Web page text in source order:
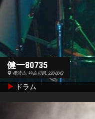
健一80735
横浜市, 神奈川県, 220-0042
ドラム